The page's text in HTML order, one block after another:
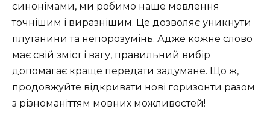
синонімами, ми робимо наше мовлення
точнішим і виразнішим. Це дозволяє уникнути
плутанини та непорозумінь. Адже кожне слово
має свій зміст і вагу, правильний вибір
допомагає краще передати задумане. Що ж,
продовжуйте відкривати нові горизонти разом
з різноманіттям мовних можливостей!